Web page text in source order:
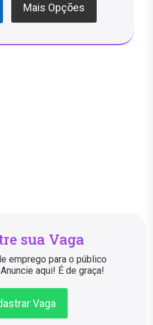
Mais Opções
sua Vaga
emprego para o público
aqui! É de graça!
Vaga